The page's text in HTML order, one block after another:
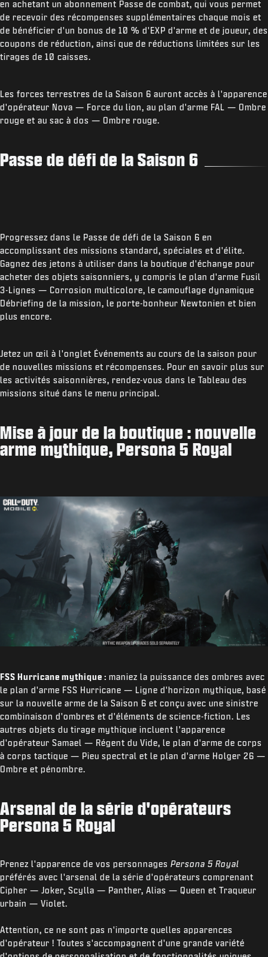
en achetant un abonnement Passe de combat, qui vous permet
de recevoir des récompenses supplémentaires chaque mois et
de bénéficier d'un bonus de 10 % d'EXP d'arme et de joueur, des
coupons de réduction, ainsi que de réductions limitées sur les
tirages de 10 caisses.
Les forces terrestres de la Saison 6 auront accès à l'apparence
d'opérateur Nova — Force du lion, au plan d'arme FAL — Ombre
rouge et au sac à dos — Ombre rouge.
Passe de défi de la Saison 6
Progressez dans le Passe de défi de la Saison 6 en
accomplissant des missions standard, spéciales et d'élite.
Gagnez des jetons à utiliser dans la boutique d'échange pour
acheter des objets saisonniers, y compris le plan d'arme Fusil
3-Lignes — Corrosion multicolore, le camouflage dynamique
Débriefing de la mission, le porte-bonheur Newtonien et bien
plus encore.
Jetez un œil à l'onglet Événements au cours de la saison pour
de nouvelles missions et récompenses. Pour en savoir plus sur
les activités saisonnières, rendez-vous dans le Tableau des
missions situé dans le menu principal.
Mise à jour de la boutique : nouvelle
arme mythique, Persona 5 Royal
FSS Hurricane mythique : maniez la puissance des ombres avec
le plan d'arme FSS Hurricane — Ligne d'horizon mythique, basé
sur la nouvelle arme de la Saison 6 et conçu avec une sinistre
combinaison d'ombres et d'éléments de science-fiction. Les
autres objets du tirage mythique incluent l'apparence
d'opérateur Samael — Régent du Vide, le plan d'arme de corps
à corps tactique — Pieu spectral et le plan d'arme Holger 26 —
Ombre et pénombre.
Arsenal de la série d'opérateurs
Persona 5 Royal
Prenez l'apparence de vos personnages Persona 5 Royal
préférés avec l'arsenal de la série d'opérateurs comprenant
Cipher — Joker, Scylla — Panther, Alias — Queen et Traqueur
urbain — Violet.
Attention, ce ne sont pas n'importe quelles apparences
d'opérateur ! Toutes s'accompagnent d'une grande variété